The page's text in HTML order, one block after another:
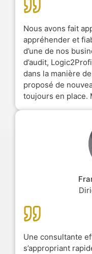
Nous avons fait
appréhender et
d’une de nos
d’audit,
dans la manière
proposé de
toujours en place.
Une consultante
s’appropriant